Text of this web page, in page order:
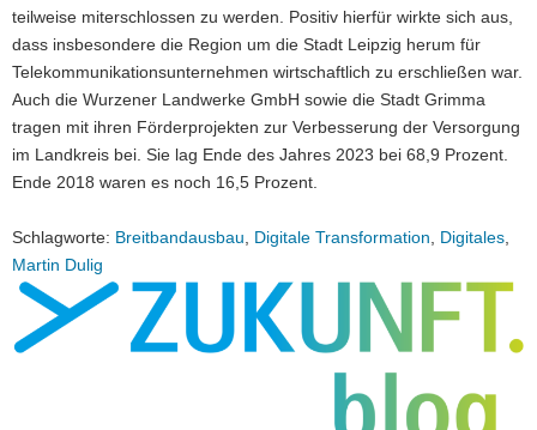
teilweise miterschlossen zu werden. Positiv hierfür wirkte sich aus,
dass insbesondere die Region um die Stadt Leipzig herum für
Telekommunikationsunternehmen wirtschaftlich zu erschließen war.
Auch die Wurzener Landwerke GmbH sowie die Stadt Grimma
tragen mit ihren Förderprojekten zur Verbesserung der Versorgung
im Landkreis bei. Sie lag Ende des Jahres 2023 bei 68,9 Prozent.
Ende 2018 waren es noch 16,5 Prozent.
Schlagworte: Breitbandausbau Digitale Transformation Digitales
Martin Dulig